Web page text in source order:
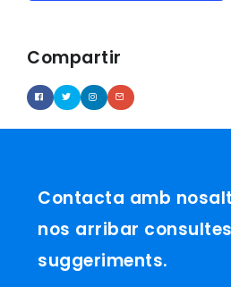
Compartir
Contacta amb
nos arribar
suggeriments.